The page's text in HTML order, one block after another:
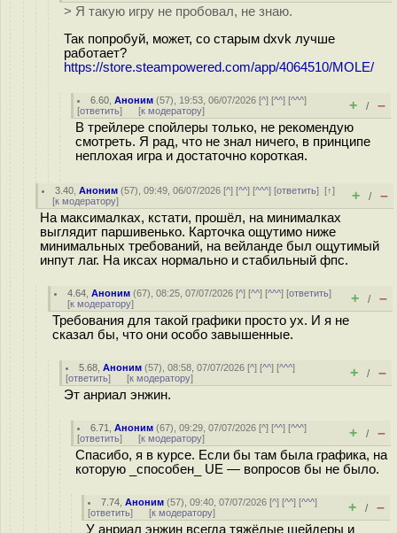
> Я такую игру не пробовал, не знаю.
Так попробуй, может, со старым dxvk лучше
работает?
https://store.steampowered.com/app/4064510/MOLE/
6.60 ,Аноним (57), 19:53, 06/07/2026 [^] [^^] [^^^]
[ответить] [к модератору] + / –
В трейлере спойлеры только, не рекомендую
смотреть. Я рад, что не знал ничего, в принципе
неплохая игра и достаточно короткая.
3.40 ,Аноним (57), 09:49, 06/07/2026 [^] [^^] [^^^] [ответить][↑]
[к модератору] + / –
На максималках, кстати, прошёл, на минималках
выглядит паршивенько. Карточка ощутимо ниже
минимальных требований, на вейланде был ощутимый
инпут лаг. На иксах нормально и стабильный фпс.
4.64 ,Аноним (67), 08:25, 07/07/2026 [^] [^^] [^^^] [ответить]
[к модератору] + / –
Требования для такой графики просто ух. И я не
сказал бы, что они особо завышенные.
5.68 ,Аноним (57), 08:58, 07/07/2026 [^] [^^] [^^^]
[ответить] [к модератору] + / –
Эт анриал энжин.
6.71 ,Аноним (67), 09:29, 07/07/2026 [^] [^^] [^^^]
[ответить] [к модератору] + / –
Спасибо, я в курсе. Если бы там была графика, на
которую _способен_ UE — вопросов бы не было.
7.74 ,Аноним (57), 09:40, 07/07/2026 [^] [^^] [^^^]
[ответить] [к модератору] + / –
У анриал энжин всегда тяжёлые шейдеры и